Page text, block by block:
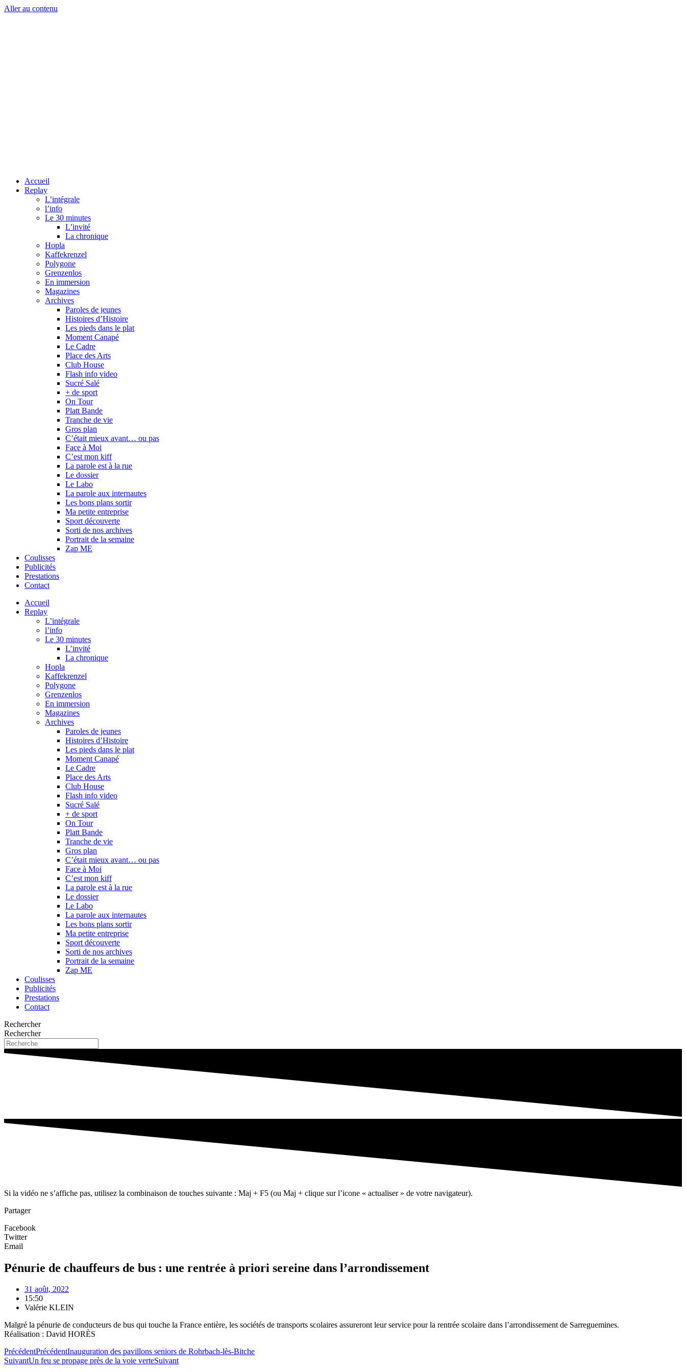
Aller au contenu
Accueil
Replay
L’intégrale
l’info
Le 30 minutes
L’invité
La chronique
Hopla
Kaffekrenzel
Polygone
Grenzenlos
En immersion
Magazines
Archives
Paroles de jeunes
Histoires d’Histoire
Les pieds dans le plat
Moment Canapé
Le Cadre
Place des Arts
Club House
Flash info video
Sucré Salé
+ de sport
On Tour
Platt Bande
Tranche de vie
Gros plan
C’était mieux avant… ou pas
Face à Moi
C’est mon kiff
La parole est à la rue
Le dossier
Le Labo
La parole aux internautes
Les bons plans sortir
Ma petite entreprise
Sport découverte
Sorti de nos archives
Portrait de la semaine
Zap ME
Coulisses
Publicités
Prestations
Contact
Accueil
Replay
L’intégrale
l’info
Le 30 minutes
L’invité
La chronique
Hopla
Kaffekrenzel
Polygone
Grenzenlos
En immersion
Magazines
Archives
Paroles de jeunes
Histoires d’Histoire
Les pieds dans le plat
Moment Canapé
Le Cadre
Place des Arts
Club House
Flash info video
Sucré Salé
+ de sport
On Tour
Platt Bande
Tranche de vie
Gros plan
C’était mieux avant… ou pas
Face à Moi
C’est mon kiff
La parole est à la rue
Le dossier
Le Labo
La parole aux internautes
Les bons plans sortir
Ma petite entreprise
Sport découverte
Sorti de nos archives
Portrait de la semaine
Zap ME
Coulisses
Publicités
Prestations
Contact
Rechercher
Rechercher
Si la vidéo ne s’affiche pas, utilisez la combinaison de touches suivante : Maj + F5 (ou Maj + clique sur l’icone « actualiser » de votre navigateur).
Partager
Facebook
Twitter
Email
Pénurie de chauffeurs de bus : une rentrée à priori sereine dans l’arrondissement
31 août, 2022
15:50
Valérie KLEIN
Malgré la pénurie de conducteurs de bus qui touche la France entière, les sociétés de transports scolaires assureront leur service pour la rentrée scolaire dans l’arrondissement de Sarreguemines.
Réalisation : David HORÈS
PrécédentPrécédentInauguration des pavillons seniors de Rohrbach-lès-Bitche
SuivantUn feu se propage près de la voie verteSuivant